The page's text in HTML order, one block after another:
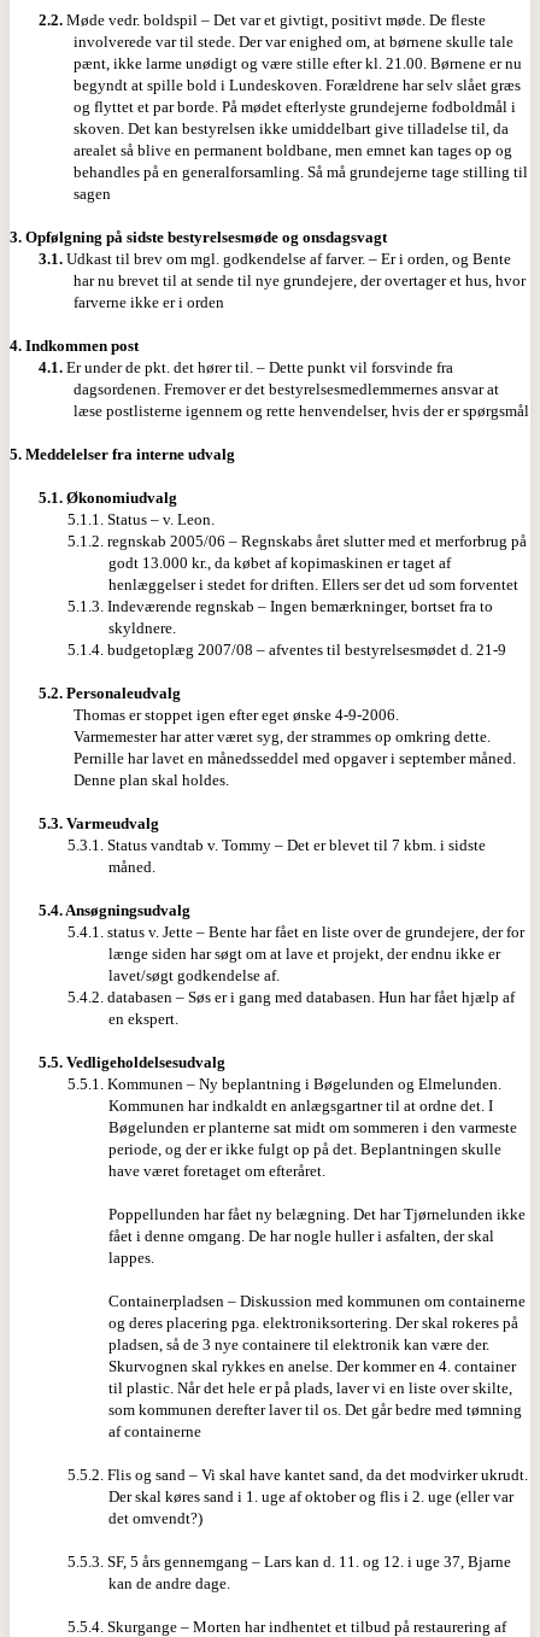
2.2. Møde vedr. boldspil – Det var et givtigt, positivt møde. De fleste
involverede var til stede. Der var enighed om, at børnene skulle tale
pænt, ikke larme unødigt og være stille efter kl. 21.00. Børnene er nu
begyndt at spille bold i Lundeskoven. Forældrene har selv slået græs
og flyttet et par borde. På mødet efterlyste grundejerne fodboldmål i
skoven. Det kan bestyrelsen ikke umiddelbart give tilladelse til, da
arealet så blive en permanent boldbane, men emnet kan tages op og
behandles på en generalforsamling. Så må grundejerne tage stilling til
sagen
3. Opfølgning på sidste bestyrelsesmøde og onsdagsvagt
3.1. Udkast til brev om mgl. godkendelse af farver. – Er i orden, og Bente
har nu brevet til at sende til nye grundejere, der overtager et hus, hvor
farverne ikke er i orden
4. Indkommen post
4.1. Er under de pkt. det hører til. – Dette punkt vil forsvinde fra
dagsordenen. Fremover er det bestyrelsesmedlemmernes ansvar at
læse postlisterne igennem og rette henvendelser, hvis der er spørgsmål
5. Meddelelser fra interne udvalg
5.1. Økonomiudvalg
5.1.1. Status – v. Leon.
5.1.2. regnskab 2005/06 – Regnskabs året slutter med et merforbrug på
godt 13.000 kr., da købet af kopimaskinen er taget af
henlæggelser i stedet for driften. Ellers ser det ud som forventet
5.1.3. Indeværende regnskab – Ingen bemærkninger, bortset fra to
skyldnere.
5.1.4. budgetoplæg 2007/08 – afventes til bestyrelsesmødet d. 21-9
5.2. Personaleudvalg
Thomas er stoppet igen efter eget ønske 4-9-2006.
Varmemester har atter været syg, der strammes op omkring dette.
Pernille har lavet en månedsseddel med opgaver i september måned.
Denne plan skal holdes.
5.3. Varmeudvalg
5.3.1. Status vandtab v. Tommy – Det er blevet til 7 kbm. i sidste
måned.
5.4. Ansøgningsudvalg
5.4.1. status v. Jette – Bente har fået en liste over de grundejere, der for
længe siden har søgt om at lave et projekt, der endnu ikke er
lavet/søgt godkendelse af.
5.4.2. databasen – Søs er i gang med databasen. Hun har fået hjælp af
en ekspert.
5.5. Vedligeholdelsesudvalg
5.5.1. Kommunen – Ny beplantning i Bøgelunden og Elmelunden.
Kommunen har indkaldt en anlægsgartner til at ordne det. I
Bøgelunden er planterne sat midt om sommeren i den varmeste
periode, og der er ikke fulgt op på det. Beplantningen skulle
have været foretaget om efteråret.
Poppellunden har fået ny belægning. Det har Tjørnelunden ikke
fået i denne omgang. De har nogle huller i asfalten, der skal
lappes.
Containerpladsen – Diskussion med kommunen om containerne
og deres placering pga. elektroniksortering. Der skal rokeres på
pladsen, så de 3 nye containere til elektronik kan være der.
Skurvognen skal rykkes en anelse. Der kommer en 4. container
til plastic. Når det hele er på plads, laver vi en liste over skilte,
som kommunen derefter laver til os. Det går bedre med tømning
af containerne
5.5.2. Flis og sand – Vi skal have kantet sand, da det modvirker ukrudt.
Der skal køres sand i 1. uge af oktober og flis i 2. uge (eller var
det omvendt?)
5.5.3. SF, 5 års gennemgang – Lars kan d. 11. og 12. i uge 37, Bjarne
kan de andre dage.
5.5.4. Skurgange – Morten har indhentet et tilbud på restaurering af